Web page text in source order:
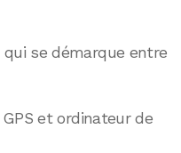
se démarque entre
et ordinateur de